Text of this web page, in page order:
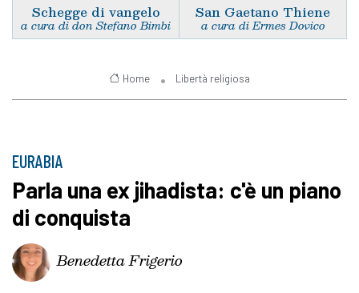
Schegge di vangelo
a cura di don Stefano Bimbi
San Gaetano Thiene
a cura di Ermes Dovico
Home Libertà religiosa
EURABIA
Parla una ex jihadista: c'è un piano
di conquista
Benedetta Frigerio